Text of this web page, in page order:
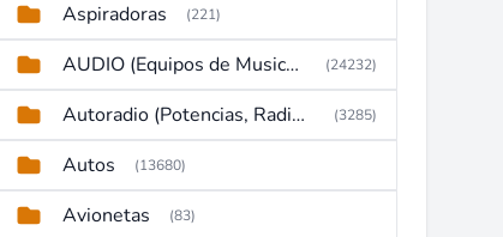
Aspiradoras (221)
AUDIO (Equipos de Musica, Amplificadores, Reproductores, Etc) (24232)
Autoradio (Potencias, Radios y DVD) (3285)
Autos (13680)
Avionetas (83)